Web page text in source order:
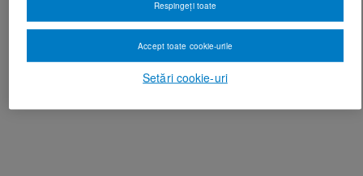
Setări cookie-uri
Respingeți toate
Accept toate cookie-urile